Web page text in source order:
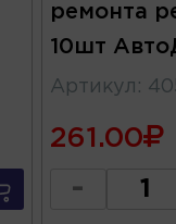
ремонта
10шт
Артикул :
261.00
-